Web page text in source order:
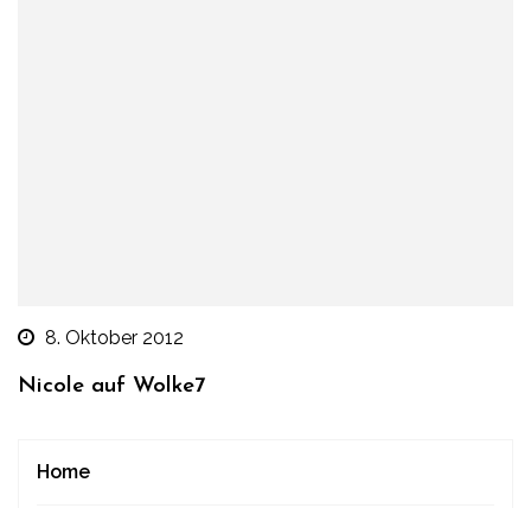
8. Oktober 2012
Nicole auf Wolke7
Home